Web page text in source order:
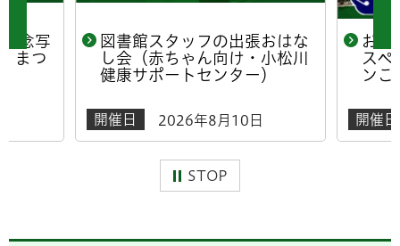
念写
まつ
図書館スタッフの出張おはな
し会（赤ちゃん向け・小松川
健康サポートセンター）
開催日 2026年8月10日
おは
ス
ンこ
開催日
STOP